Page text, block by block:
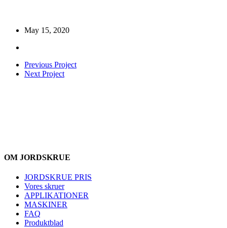
May 15, 2020
Previous Project
Next Project
OM JORDSKRUE
JORDSKRUE PRIS
Vores skruer
APPLIKATIONER
MASKINER
FAQ
Produktblad